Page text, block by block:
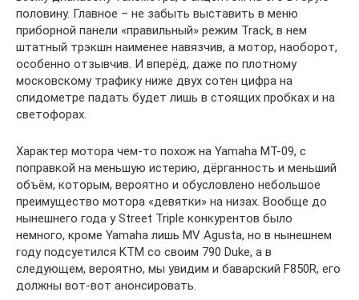
половину. Главное – не забыть выставить в меню
приборной панели «правильный» режим Track, в нем
штатный трэкшн наименее навязчив, а мотор, наоборот,
особенно отзывчив. И вперёд, даже по плотному
московскому трафику ниже двух сотен цифра на
спидометре падать будет лишь в стоящих пробках и на
светофорах.
Характер мотора чем-то похож на Yamaha МТ-09, с
поправкой на меньшую истерию, дёрганность и меньший
объём, которым, вероятно и обусловлено небольшое
преимущество мотора «девятки» на низах. Вообще до
нынешнего года у Street Triple конкурентов было
немного, кроме Yamaha лишь MV Agusta, но в нынешнем
году подсуетился KTM со своим 790 Duke, а в
следующем, вероятно, мы увидим и баварский F850R, его
должны вот-вот анонсировать.